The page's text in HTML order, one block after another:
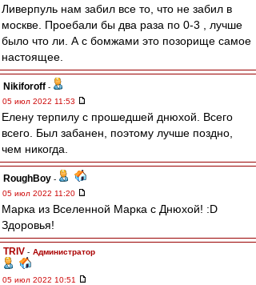
Ливерпуль нам забил все то, что не забил в
москве. Проебали бы два раза по 0-3 , лучше
было что ли. А с бомжами это позорище самое
настоящее.
Nikiforoff -
05 июл 2022 11:53
Елену терпилу с прошедшей днюхой. Всего
всего. Был забанен, поэтому лучше поздно,
чем никогда.
RoughBoy -
05 июл 2022 11:20
Марка из Вселенной Марка с Днюхой! :D
Здоровья!
TRIV - Администратор
05 июл 2022 10:51